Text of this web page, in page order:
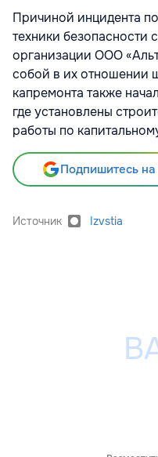
Причиной инцидента
техники безопасности
организации ООО
собой в их отношении
капремонта также
где установлены
работы по
Подпишитесь на
Источник Izvstia